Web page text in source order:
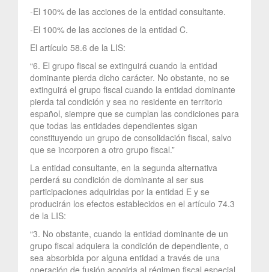
-El 100% de las acciones de la entidad consultante.
-El 100% de las acciones de la entidad C.
El artículo 58.6 de la LIS:
“6. El grupo fiscal se extinguirá cuando la entidad
dominante pierda dicho carácter. No obstante, no se
extinguirá el grupo fiscal cuando la entidad dominante
pierda tal condición y sea no residente en territorio
español, siempre que se cumplan las condiciones para
que todas las entidades dependientes sigan
constituyendo un grupo de consolidación fiscal, salvo
que se incorporen a otro grupo fiscal.”
La entidad consultante, en la segunda alternativa
perderá su condición de dominante al ser sus
participaciones adquiridas por la entidad E y se
producirán los efectos establecidos en el artículo 74.3
de la LIS:
“3. No obstante, cuando la entidad dominante de un
grupo fiscal adquiera la condición de dependiente, o
sea absorbida por alguna entidad a través de una
operación de fusión acogida al régimen fiscal especial